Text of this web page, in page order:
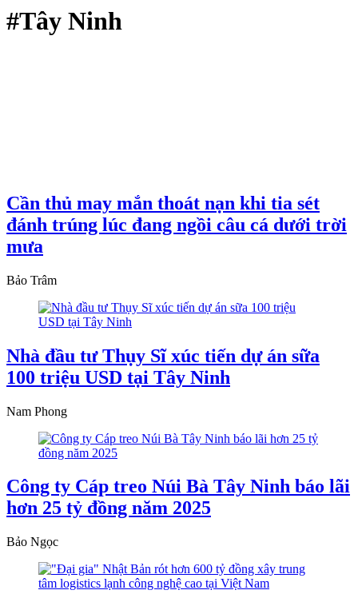
#Tây Ninh
Cần thủ may mắn thoát nạn khi tia sét
đánh trúng lúc đang ngồi câu cá dưới trời
mưa
Bảo Trâm
Nhà đầu tư Thụy Sĩ xúc tiến dự án sữa
100 triệu USD tại Tây Ninh
Nam Phong
Công ty Cáp treo Núi Bà Tây Ninh báo lãi
hơn 25 tỷ đồng năm 2025
Bảo Ngọc